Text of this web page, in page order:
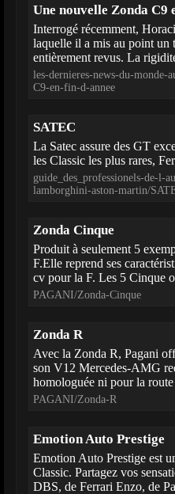
Une nouvelle Zonda C9
Interrogé récemment,
laquelle il a mis au point un
entièrement revus. La
les-dernieres-news-du-
C9-en-fin-d-annee
SATEC
La Satec assure des GT
les Classic les plus rares,
guide_des_professionels-de-l-
lamborghini-aston-martin/
Zonda Cinque
Produit à seulement 5
F.Elle reprend ses
cv pour la F. Les 5 Cinque
PAGANI/Zonda-Cinque
Zonda R
Avec la Zonda R, Pagani
son V12 Mercedes-AMG
homologuée ni pour la
PAGANI/Zonda-R
Emotion Auto Prestige
Emotion Auto Prestige est
Classic. Partagez vos
DBS, de Ferrari Enzo, de